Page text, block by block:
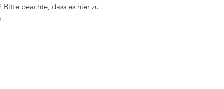
beachte, dass es hier zu